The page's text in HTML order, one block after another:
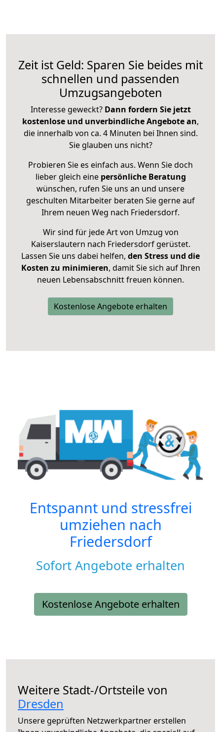
Zeit ist Geld: Sparen Sie beides mit
schnellen und passenden
Umzugsangeboten
Interesse geweckt? Dann fordern Sie jetzt
kostenlose und unverbindliche Angebote an,
die innerhalb von ca. 4 Minuten bei Ihnen sind.
Sie glauben uns nicht?
Probieren Sie es einfach aus. Wenn Sie doch
lieber gleich eine persönliche Beratung
wünschen, rufen Sie uns an und unsere
geschulten Mitarbeiter beraten Sie gerne auf
Ihrem neuen Weg nach Friedersdorf.
Wir sind für jede Art von Umzug von
Kaiserslautern nach Friedersdorf gerüstet.
Lassen Sie uns dabei helfen, den Stress und die
Kosten zu minimieren, damit Sie sich auf Ihren
neuen Lebensabschnitt freuen können.
Kostenlose Angebote erhalten
Entspannt und stressfrei
umziehen nach
Friedersdorf
Sofort Angebote erhalten
Kostenlose Angebote erhalten
Weitere Stadt-/Ortsteile von
Dresden
Unsere geprüften Netzwerkpartner erstellen